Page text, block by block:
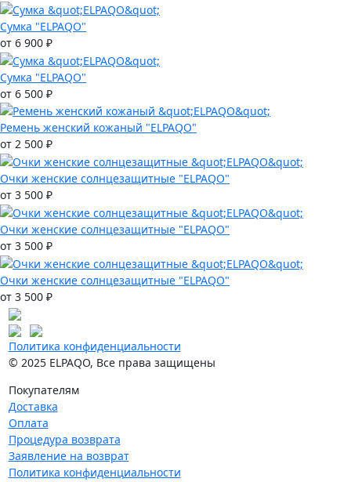
Сумка "ELPAQO"
от 6 900 ₽
Сумка "ELPAQO"
от 6 500 ₽
Ремень женский кожаный "ELPAQO"
от 2 500 ₽
Очки женские солнцезащитные "ELPAQO"
от 3 500 ₽
Очки женские солнцезащитные "ELPAQO"
от 3 500 ₽
Очки женские солнцезащитные "ELPAQO"
от 3 500 ₽
Политика конфиденциальности
© 2025 ELPAQO, Все права защищены
Покупателям
Доставка
Оплата
Процедура возврата
Заявление на возврат
Политика конфиденциальности